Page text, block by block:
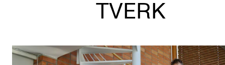
Årsstudium og videreutdanning
Talentutvikling
TVERK